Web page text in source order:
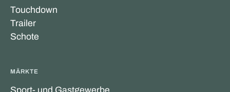
Touchdown
Trailer
Schote
MÄRKTE
Sport- und Gastgewerbe